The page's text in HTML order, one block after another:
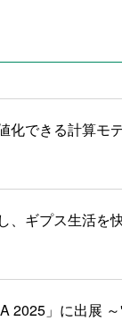
できる計算モ
、ギプス生活
2025」に出展